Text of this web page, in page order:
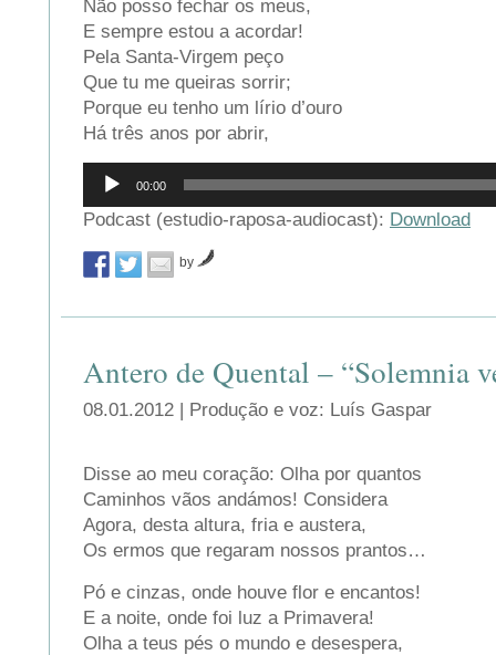
Não posso fechar os meus,
E sempre estou a acordar!
Pela Santa-Virgem peço
Que tu me queiras sorrir;
Porque eu tenho um lírio d’ouro
Há três anos por abrir,
Reprodutor
áudio
00:00
Podcast (estudio-raposa-audiocast): Download
by
Antero de Quental – “Solemnia
08.01.2012 | Produção e voz: Luís Gaspar
Disse ao meu coração: Olha por quantos
Caminhos vãos andámos! Considera
Agora, desta altura, fria e austera,
Os ermos que regaram nossos prantos…
Pó e cinzas, onde houve flor e encantos!
E a noite, onde foi luz a Primavera!
Olha a teus pés o mundo e desespera,